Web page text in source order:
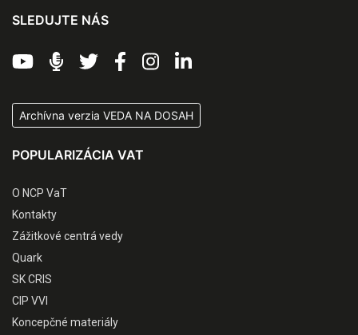
SLEDUJTE NÁS
Archívna verzia VEDA NA DOSAH
POPULARIZÁCIA VAT
O NCP VaT
Kontakty
Zážitkové centrá vedy
Quark
SK CRIS
CIP VVI
Koncepčné materiály